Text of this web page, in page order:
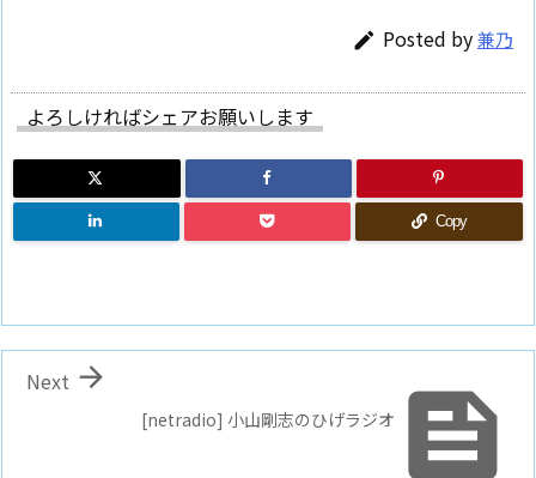
 Posted by兼乃
よろしければシェアお願いします
Copy

[netradio] 小山剛志のひげラジオ

Next